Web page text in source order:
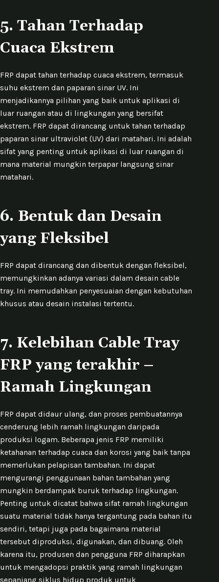
5. Tahan Terhadap
Cuaca Ekstrem
FRP dapat tahan terhadap cuaca ekstrem, termasuk
suhu ekstrem dan paparan sinar UV. Ini
menjadikannya pilihan yang baik untuk aplikasi di
luar ruangan atau di lingkungan yang bersifat
ekstrem. FRP dapat dirancang untuk tahan terhadap
paparan sinar ultraviolet (UV) dari matahari. Ini adalah
sifat yang penting untuk aplikasi di luar ruangan di
mana material mungkin terpapar langsung sinar
matahari.
6. Bentuk dan Desain
yang Fleksibel
FRP dapat dirancang dan dibentuk dengan fleksibel,
memungkinkan adanya variasi dalam desain cable
tray. Ini memudahkan penyesuaian dengan kebutuhan
khusus atau desain instalasi tertentu.
7. Kelebihan Cable Tray
FRP yang terakhir –
Ramah Lingkungan
FRP dapat didaur ulang, dan proses pembuatannya
cenderung lebih ramah lingkungan daripada
produksi logam. Beberapa jenis FRP memiliki
ketahanan terhadap cuaca dan korosi yang baik tanpa
memerlukan pelapisan tambahan. Ini dapat
mengurangi penggunaan bahan tambahan yang
mungkin berdampak buruk terhadap lingkungan.
Penting untuk dicatat bahwa sifat ramah lingkungan
suatu material tidak hanya tergantung pada bahan itu
sendiri, tetapi juga pada bagaimana material
tersebut diproduksi, digunakan, dan dibuang. Oleh
karena itu, produsen dan pengguna FRP diharapkan
untuk mengadopsi praktik yang ramah lingkungan
sepanjang siklus hidup produk untuk